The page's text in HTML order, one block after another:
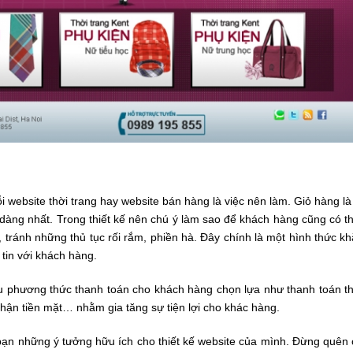
thời trang hay website bán hàng là việc nên làm. Giỏ hàng
nhất. Trong thiết kế nên chú ý làm sao để khách hàng cũng có
những thủ tục rối rắm, phiền hà. Đây chính là một hình thức
với khách hàng.
thức thanh toán cho khách hàng chọn lựa như thanh toán
tiền mặt… nhằm gia tăng sự tiện lợi cho khác hàng.
những ý tưởng hữu ích cho thiết kế website của mình. Đừng quên